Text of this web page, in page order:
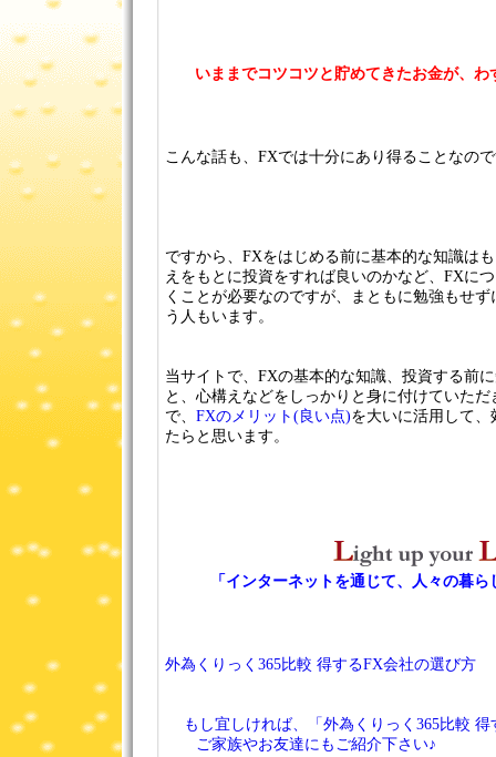
いままでコツコツと貯めてきたお金が、
こんな話も、FXでは十分にあり得ることなの
ですから、FXをはじめる前に基本的な知識は
えをもとに投資をすれば良いのかなど、FXに
くことが必要なのですが、まともに勉強もせ
う人もいます。
当サイトで、FXの基本的な知識、投資する前
と、心構えなどをしっかりと身に付けていた
で、 FXのメリット(良い点)を大いに活用して
たらと思います。
「インターネットを通じて、人々の暮
外為くりっく365比較 得するFX会社の選び方
もし宜しければ、「外為くりっく365比較
ご家族やお友達にもご紹介下さい♪